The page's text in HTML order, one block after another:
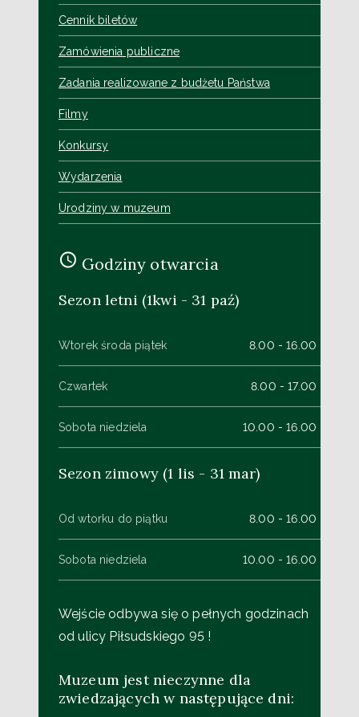
Cennik biletów
Zamówienia publiczne
Zadania realizowane z budżetu Państwa
Filmy
Konkursy
Wydarzenia
Urodziny w muzeum
Godziny otwarcia
Sezon letni (1kwi - 31 paź)
Wtorek środa piątek 8.00 - 16.00
Czwartek 8.00 - 17.00
Sobota niedziela 10.00 - 16.00
Sezon zimowy (1 lis - 31 mar)
Od wtorku do piątku 8.00 - 16.00
Sobota niedziela 10.00 - 16.00
Wejście odbywa się o pełnych godzinach
od ulicy Piłsudskiego 95 !
Muzeum jest nieczynne dla
zwiedzających w następujące dni: